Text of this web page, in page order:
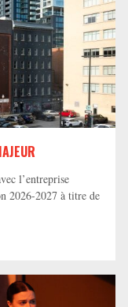
l’entreprise
2026-2027 à titre de